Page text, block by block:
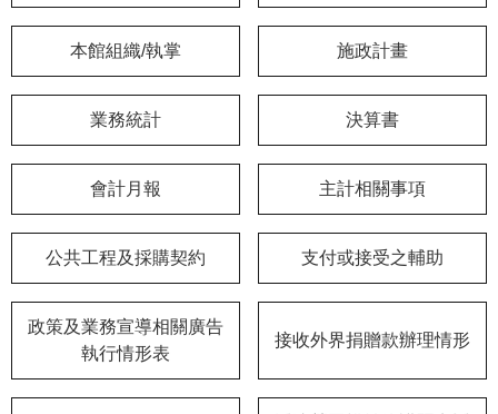
探
認
們
民
務
平
本館組織/執掌 施政計畫
業務統計 決算書
會計月報 主計相關事項
公共工程及採購契約 支付或接受之輔助
政策及業務宣導相關廣告
執行情形表
接收外界捐贈款辦理情形